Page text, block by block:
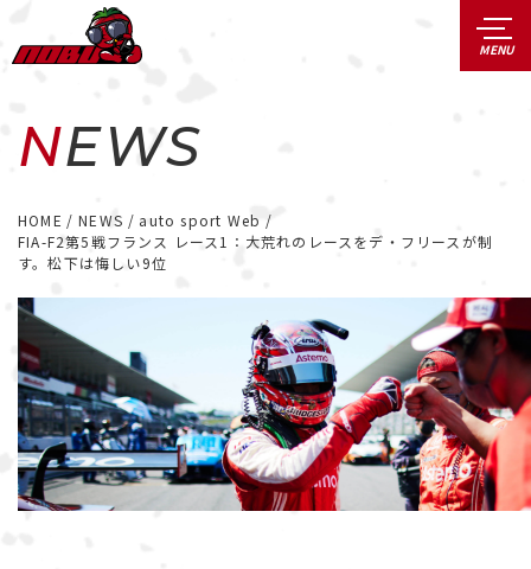
NEWS
HOME NEWS
auto sport Web
FIA-F2第5戦フランス レース1：大荒れのレースをデ・フリースが制
す。松下は悔しい9位